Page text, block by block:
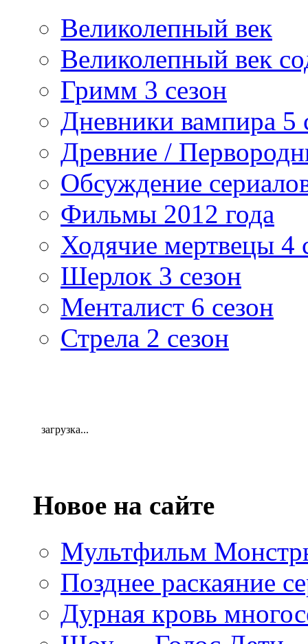
Великолепный век
Великолепный век
Гримм 3 сезон
Дневники вампира 5
Древние /
Обсуждение
Фильмы 2012 года
Ходячие мертвецы 4
Шерлок 3 сезон
Менталист 6 сезон
Стрела 2 сезон
загрузка...
Новое на сайте
Мультфильм
Позднее раскаяние
Дурная кровь